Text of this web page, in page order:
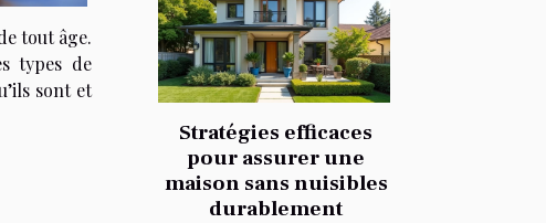
tout âge.
types de
sont et
Stratégies efficaces
pour assurer une
maison sans nuisibles
durablement